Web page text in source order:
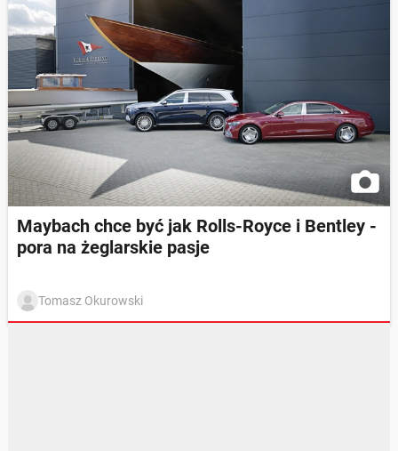
Maybach chce być jak Rolls-Royce i Bentley -
pora na żeglarskie pasje
Tomasz Okurowski